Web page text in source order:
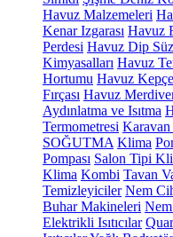
Havuz Malzemeleri
Kenar Izgarası Havuz
Perdesi Havuz Dip
Kimyasalları Havuz
Hortumu Havuz
Fırçası Havuz
Aydınlatma ve Isıtma
Termometresi Karavan
SOĞUTMA Klima
Pompası Salon Tipi
Klima Kombi Tavan
Temizleyiciler Nem
Buhar Makineleri
Elektrikli Isıtıcılar